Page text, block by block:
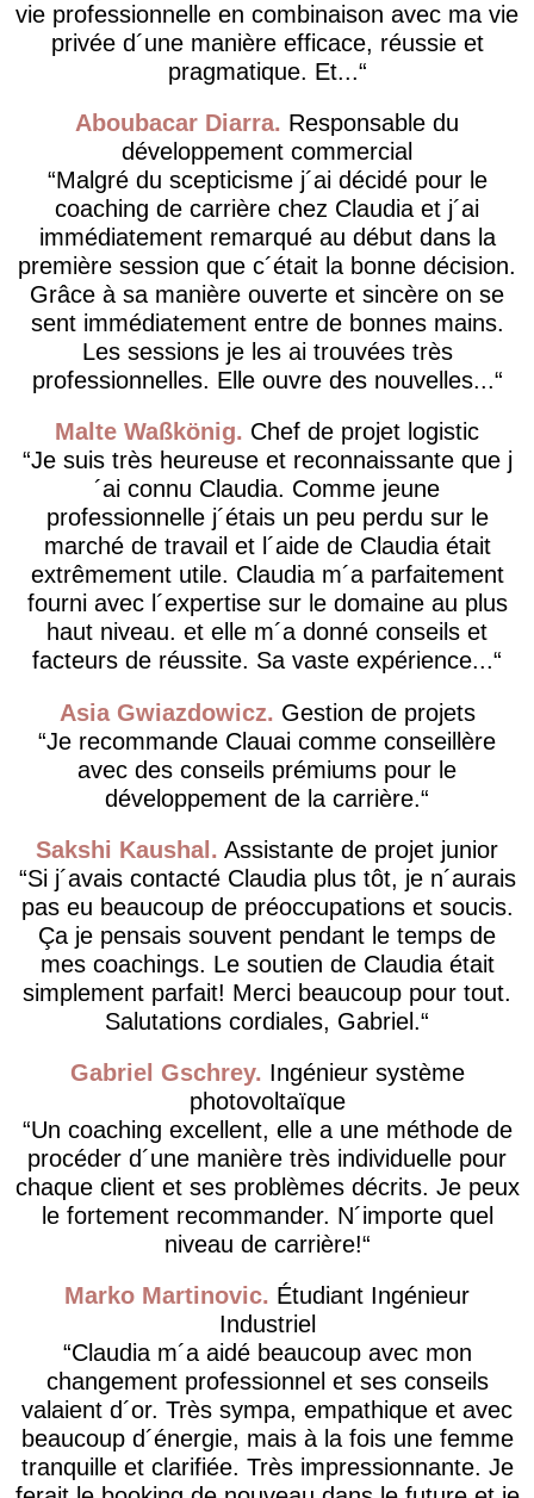
vie professionnelle en combinaison avec ma vie
privée d´une manière efficace, réussie et
pragmatique. Et...
Aboubacar Diarra Responsable du
développement commercial
Malgré du scepticisme j´ai décidé pour le
coaching de carrière chez Claudia et j´ai
immédiatement remarqué au début dans la
première session que c´était la bonne décision.
Grâce à sa manière ouverte et sincère on se
sent immédiatement entre de bonnes mains.
Les sessions je les ai trouvées très
professionnelles. Elle ouvre des nouvelles...
Malte Waßkönig
Chef de projet logistic
Je suis très heureuse et reconnaissante que j
´ai connu Claudia. Comme jeune
professionnelle j´étais un peu perdu sur le
marché de travail et l´aide de Claudia était
extrêmement utile. Claudia m´a parfaitement
fourni avec l´expertise sur le domaine au plus
haut niveau. et elle m´a donné conseils et
facteurs de réussite. Sa vaste expérience...
Asia Gwiazdowicz
Gestion de projets
Je recommande Clauai comme conseillère
avec des conseils prémiums pour le
développement de la carrière.
Sakshi Kaushal
Assistante de projet junior
Si j´avais contacté Claudia plus tôt, je n´aurais
pas eu beaucoup de préoccupations et soucis.
Ça je pensais souvent pendant le temps de
mes coachings. Le soutien de Claudia était
simplement parfait! Merci beaucoup pour tout.
Salutations cordiales, Gabriel.
Gabriel Gschrey
Ingénieur système
photovoltaïque
Un coaching excellent, elle a une méthode de
procéder d´une manière très individuelle pour
chaque client et ses problèmes décrits. Je peux
le fortement recommander. N´importe quel
niveau de carrière!
Marko Martinovic Étudiant Ingénieur
Industriel
Claudia m´a aidé beaucoup avec mon
changement professionnel et ses conseils
valaient d´or. Très sympa, empathique et avec
beaucoup d´énergie, mais à la fois une femme
tranquille et clarifiée. Très impressionnante. Je